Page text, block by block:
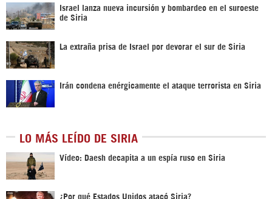
Israel lanza nueva incursión y bombardeo en el suroeste
de Siria
La extraña prisa de Israel por devorar el sur de Siria
Irán condena enérgicamente el ataque terrorista en Siria
LO MÁS LEÍDO DE SIRIA
Vídeo: Daesh decapita a un espía ruso en Siria
¿Por qué Estados Unidos atacó Siria?